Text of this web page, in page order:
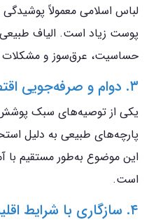
لباس اسلامی معمولاً
پوست زیاد است. الیاف طبیعی
حساسیت، عرق‌سوز و مشکلات
۳. دوام و صرفه‌جویی اقتصادی
یکی از توصیه‌های سبک پوشش
پارچه‌های طبیعی به دلیل
این موضوع به‌طور مستقیم
است.
۴. سازگاری با شرایط اقلیمی